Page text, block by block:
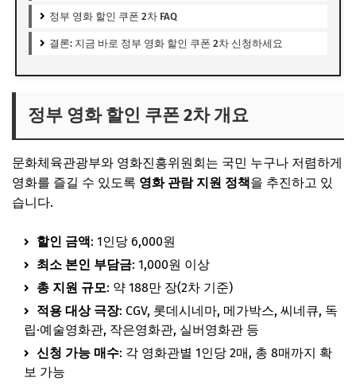
정부 영화 할인 쿠폰 2차 FAQ
결론: 지금 바로 정부 영화 할인 쿠폰 2차 신청하세요
정부 영화 할인 쿠폰 2차 개요
문화체육관광부와 영화진흥위원회는 국민 누구나 저렴하게
영화를 즐길 수 있도록 영화 관람 지원 정책을 추진하고 있
습니다.
할인 금액: 1인당 6,000원
최소 본인 부담금: 1,000원 이상
총 지원 규모: 약 188만 장(2차 기준)
적용 대상 극장: CGV, 롯데시네마, 메가박스, 씨네큐, 독
립·예술영화관, 작은영화관, 실버영화관 등
신청 가능 매수: 각 영화관별 1인당 2매, 총 8매까지 확
보 가능